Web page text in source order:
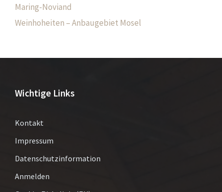
Maring-Noviand
Weinhoheiten – Anbaugebiet Mosel
Wichtige Links
Kontakt
Impressum
Datenschutzinformation
Anmelden